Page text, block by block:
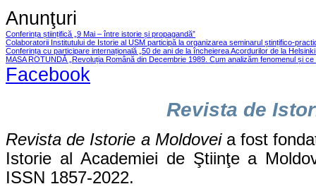
Anunţuri
Conferința științifică „9 Mai – între istorie și propagandă”
Colaboratorii Institutului de Istorie al USM participă la organizarea seminarul ștințifico-
Conferința cu participare internațională „50 de ani de la încheierea Acordurilor de la
MASA ROTUNDĂ „Revoluția Română din Decembrie 1989. Cum analizăm fenomenul și ce
Facebook
Revista de
Revista de Istorie a Moldoveia fost
Istorie al Academiei de Ştiinţe a
ISSN 1857-2022.